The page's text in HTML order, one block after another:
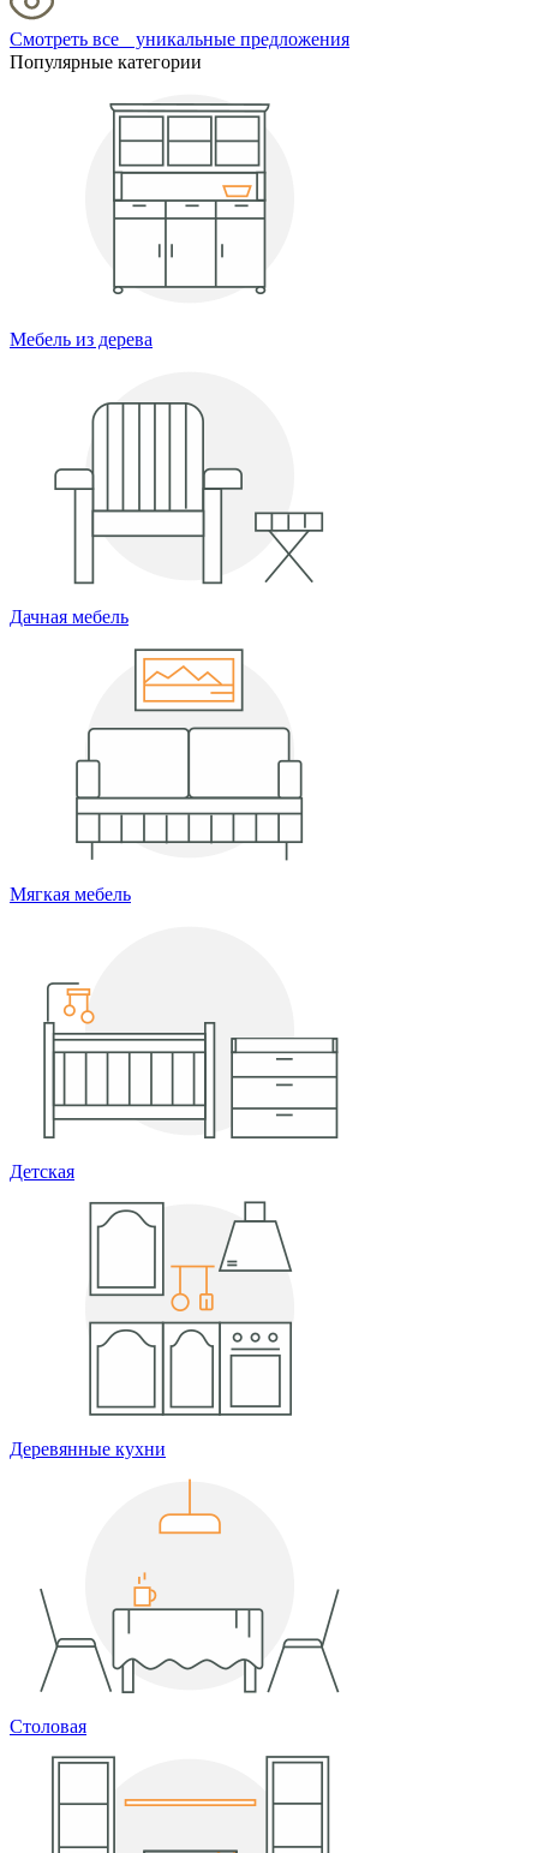
Смотреть все уникальные предложения
Популярные категории
Мебель из дерева
Дачная мебель
Мягкая мебель
Детская
Деревянные кухни
Столовая